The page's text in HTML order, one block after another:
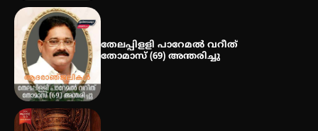
തേലപ്പിളളി പാറേമൽ വറീത്
തോമാസ് (69) അന്തരിച്ചു